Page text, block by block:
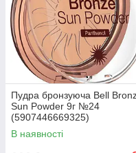
Пудра бронзуюча Bell
Sun Powder 9г №24
(5907446669325)
В наявності